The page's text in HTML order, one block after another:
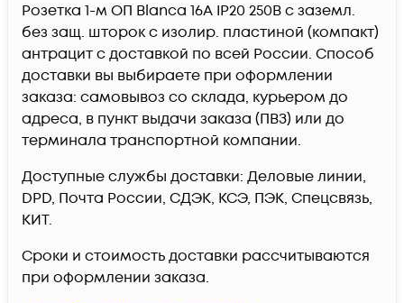
Розетка 1-м ОП Blanca 16А IP20 250В с заземл.
без защ. шторок с изолир. пластиной (компакт)
антрацит c доставкой по всей России. Способ
доставки вы выбираете при оформлении
заказа: самовывоз со склада, курьером до
адреса, в пункт выдачи заказа (ПВЗ) или до
терминала транспортной компании.
Доступные службы доставки: Деловые линии,
DPD, Почта России, СДЭК, КСЭ, ПЭК, Спецсвязь,
КИТ.
Сроки и стоимость доставки рассчитываются
при оформлении заказа.